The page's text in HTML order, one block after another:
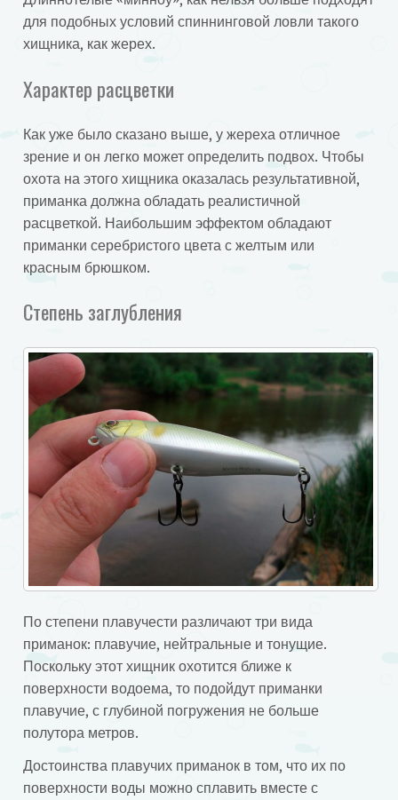
для подобных условий спиннинговой ловли такого
хищника, как жерех.
Характер расцветки
Как уже было сказано выше, у жереха отличное
зрение и он легко может определить подвох. Чтобы
охота на этого хищника оказалась результативной,
приманка должна обладать реалистичной
расцветкой. Наибольшим эффектом обладают
приманки серебристого цвета с желтым или
красным брюшком.
Степень заглубления
По степени плавучести различают три вида
приманок: плавучие, нейтральные и тонущие.
Поскольку этот хищник охотится ближе к
поверхности водоема, то подойдут приманки
плавучие, с глубиной погружения не больше
полутора метров.
Достоинства плавучих приманок в том, что их по
поверхности воды можно сплавить вместе с